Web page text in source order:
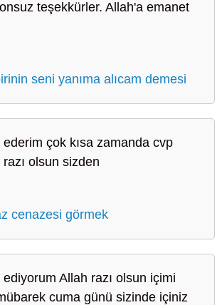
teşekkürler. Allah'a emanet
seni yanıma alıcam demesi
çok kısa zamanda cvp
olsun sizden
cenazesi görmek
Allah razı olsun içimi
cuma günü sizinde içiniz